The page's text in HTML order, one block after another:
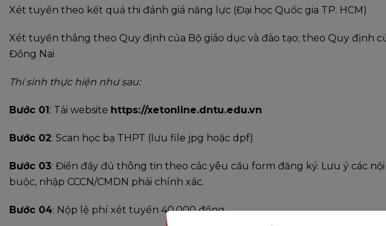
Xét tuyển theo kết quả thi đánh giá năng lực (Đại học Quốc gia TP. HCM)
Xét tuyển thẳng theo Quy định của Bộ giáo dục và đào tạo; theo Quy định
Đồng Nai
Thí sinh thực hiện như sau:
Bước 01: Tải website https://xetonline.dntu.edu.vn
Bước 02: Scan học bạ THPT (lưu file jpg hoặc dpf)
Bước 03: Điền đầy đủ thông tin theo các yêu cầu form đăng ký. Lưu ý các
buộc, nhập CCCN/CMDN phải chính xác.
Bước 04: Nộp lệ phí xét tuyển 40.000 đồng